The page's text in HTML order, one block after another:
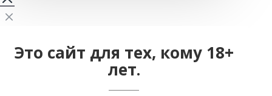
Это сайт для тех, кому 18+
лет.